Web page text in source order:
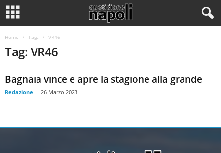
Home Tags VR46
Tag: VR46
Bagnaia vince e apre la stagione alla grande
Redazione - 26 Marzo 2023